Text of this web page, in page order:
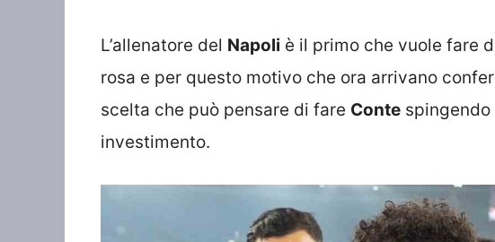
L’allenatore del Napoli è il primo che vuole fare
rosa e per questo motivo che ora arrivano
scelta che può pensare di fare Conte
investimento.